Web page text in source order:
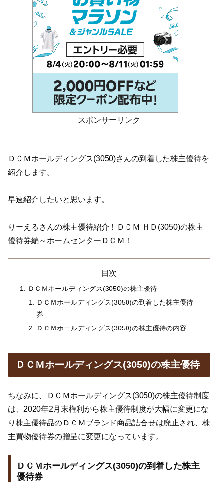
スポンサーリンク
ＤＣＭホールディングス(3050)さんの到着した株主優待を
紹介します。
早速紹介したいと思います。
りーえるさんの株主優待紹介！ＤＣＭ ＨＤ(3050)の株主
優待券編～ホームセンターＤＣＭ！
目次
ＤＣＭホールディングス(3050)の株主優待
ＤＣＭホールディングス(3050)の到着した株主優待
券
ＤＣＭホールディングス(3050)の株主優待の内容
ＤＣＭホールディングス(3050)の株主優待
ちなみに、ＤＣＭホールディングス(3050)の株主優待制度
は、2020年2月末権利から株主優待制度が大幅に変更にな
り株主優待品のＤＣＭブランド商品詰合せは廃止され、株
主買物優待券の贈呈に変更になっています。
ＤＣＭホールディングス(3050)の到着した株主
優待券